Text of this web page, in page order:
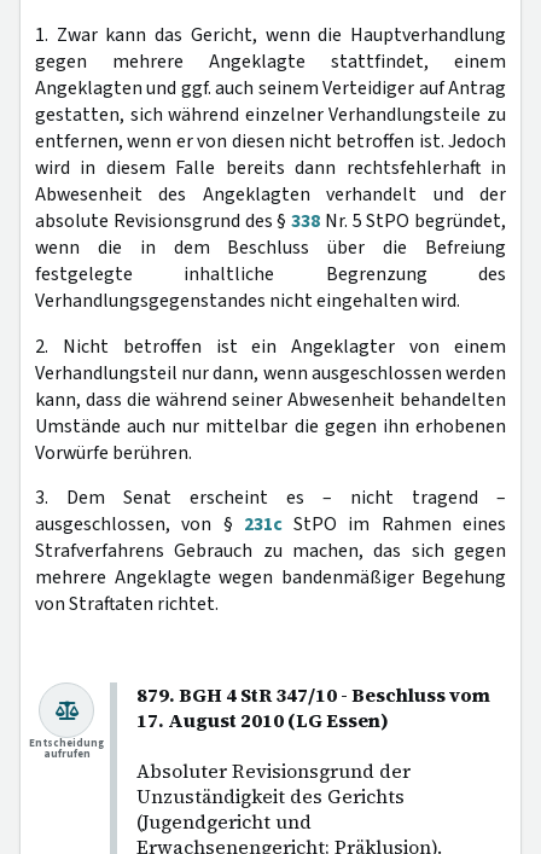
1. Zwar kann das Gericht, wenn die Hauptverhandlung
gegen mehrere Angeklagte stattfindet, einem
Angeklagten und ggf. auch seinem Verteidiger auf Antrag
gestatten, sich während einzelner Verhandlungsteile zu
entfernen, wenn er von diesen nicht betroffen ist. Jedoch
wird in diesem Falle bereits dann rechtsfehlerhaft in
Abwesenheit des Angeklagten verhandelt und der
absolute Revisionsgrund des § 338 Nr. 5 StPO begründet,
wenn die in dem Beschluss über die Befreiung
festgelegte inhaltliche Begrenzung des
Verhandlungsgegenstandes nicht eingehalten wird.
2. Nicht betroffen ist ein Angeklagter von einem
Verhandlungsteil nur dann, wenn ausgeschlossen werden
kann, dass die während seiner Abwesenheit behandelten
Umstände auch nur mittelbar die gegen ihn erhobenen
Vorwürfe berühren.
3. Dem Senat erscheint es – nicht tragend –
ausgeschlossen, von § 231cStPO im Rahmen eines
Strafverfahrens Gebrauch zu machen, das sich gegen
mehrere Angeklagte wegen bandenmäßiger Begehung
von Straftaten richtet.
879. BGH 4 StR 347/10 - Beschluss vom
17. August 2010 (LG Essen)
Absoluter Revisionsgrund der
Unzuständigkeit des Gerichts
(Jugendgericht und
Erwachsenengericht; Präklusion).
Entscheidung
aufrufen